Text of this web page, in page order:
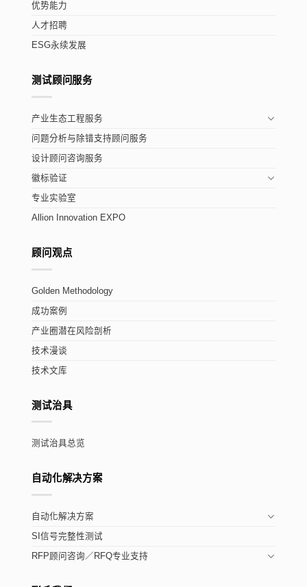
优势能力
人才招聘
ESG永续发展
测试顾问服务
产业生态工程服务
问题分析与除错支持顾问服务
设计顾问咨询服务
徽标验证
专业实验室
Allion Innovation EXPO
顾问观点
Golden Methodology
成功案例
产业圈潜在风险剖析
技术漫谈
技术文库
测试治具
测试治具总览
自动化解决方案
自动化解决方案
SI信号完整性测试
RFP顾问咨询／RFQ专业支持